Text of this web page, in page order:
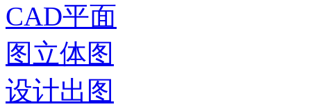
CAD平面
图立体图
设计出图